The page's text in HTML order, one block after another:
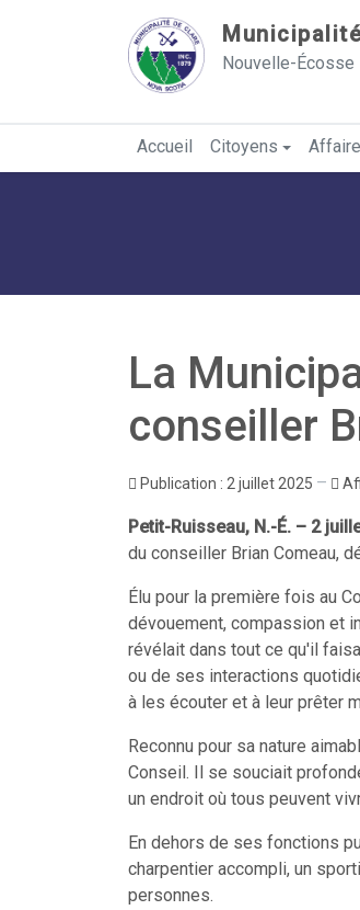
Nouvelle-Écosse
Accueil Citoyens
La
conseiller
Publication : 2 juillet 2025
Petit-Ruisseau, N.-É. – 2
du conseiller Brian Comeau,
Élu pour la première fois au
dévouement, compassion et
révélait dans tout ce qu'il
ou de ses interactions
à les écouter et à leur prêter
Reconnu pour sa nature
Conseil. Il se souciait
un endroit où tous peuvent
En dehors de ses fonctions
charpentier accompli, un
personnes.